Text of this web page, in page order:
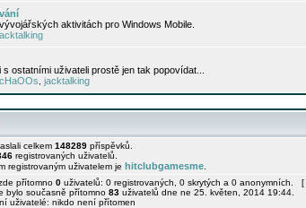
aktivitách pro Windows Mobile.
s ostatními uživateli prostě jen tak popovídat...
cHaOOs jacktalking
celkem 148289 příspěvků.
registrovaných uživatelů.
registrovaným uživatelem je hitclubgamesme
přítomno 0 uživatelů: 0 registrovaných, 0 skrytých a 0 anonymních. [
bylo současně přítomno 83 uživatelů dne ne 25. květen, 2014 19:44.
uživatelé: nikdo není přítomen